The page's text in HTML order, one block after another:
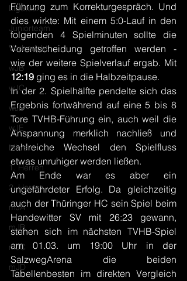
Ligateam
Juniorteam
Vorbericht
wJB
wJC
wJD
wJE
Minis
1. Herren
2. Herren
mJA
mJB
mJC
mJD
Führung zum Korrekturgespräch. Und
dies wirkte: Mit einem 5:0-Lauf in den
folgenden 4 Spielminuten sollte die
Vorentscheidung getroffen werden -
12:19 ging es in die Halbzeitpause.
In der 2. Spielhälfte pendelte sich das
Ergebnis fortwährend auf eine 5 bis 8
Tore TVHB-Führung ein, auch weil die
Anspannung merklich nachließ und
zahlreiche Wechsel den Spielfluss
etwas unruhiger werden ließen.
Am Ende war es aber ein
ungefährdeter Erfolg. Da gleichzeitig
auch der Thüringer HC sein Spiel beim
Handewitter SV mit 26:23 gewann,
stehen sich im nächsten TVHB-Spiel
am 01.03. um 19:00 Uhr in der
SalzwegArena die beiden
Tabellenbesten im direkten Vergleich